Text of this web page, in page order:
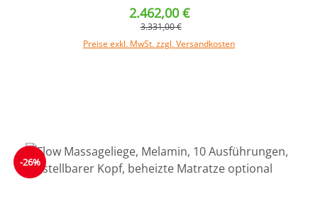
2.462,00 €
3.331,00 €
Preise exkl. MwSt. zzgl. Versandkosten
-26%